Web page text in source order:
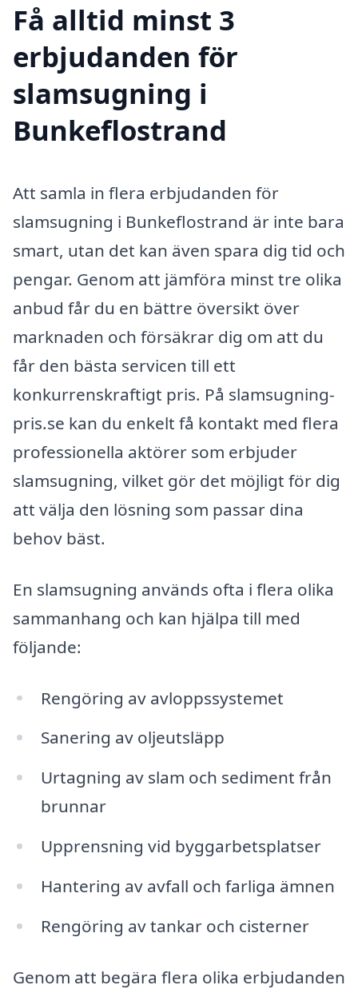
Få alltid minst 3
erbjudanden för
slamsugning i
Bunkeflostrand
Att samla in flera erbjudanden för
slamsugning i Bunkeflostrand är inte bara
smart, utan det kan även spara dig tid och
pengar. Genom att jämföra minst tre olika
anbud får du en bättre översikt över
marknaden och försäkrar dig om att du
får den bästa servicen till ett
konkurrenskraftigt pris. På slamsugning-
pris.se kan du enkelt få kontakt med flera
professionella aktörer som erbjuder
slamsugning, vilket gör det möjligt för dig
att välja den lösning som passar dina
behov bäst.
En slamsugning används ofta i flera olika
sammanhang och kan hjälpa till med
följande:
Rengöring av avloppssystemet
Sanering av oljeutsläpp
Urtagning av slam och sediment från
brunnar
Upprensning vid byggarbetsplatser
Hantering av avfall och farliga ämnen
Rengöring av tankar och cisterner
Genom att begära flera olika erbjudanden